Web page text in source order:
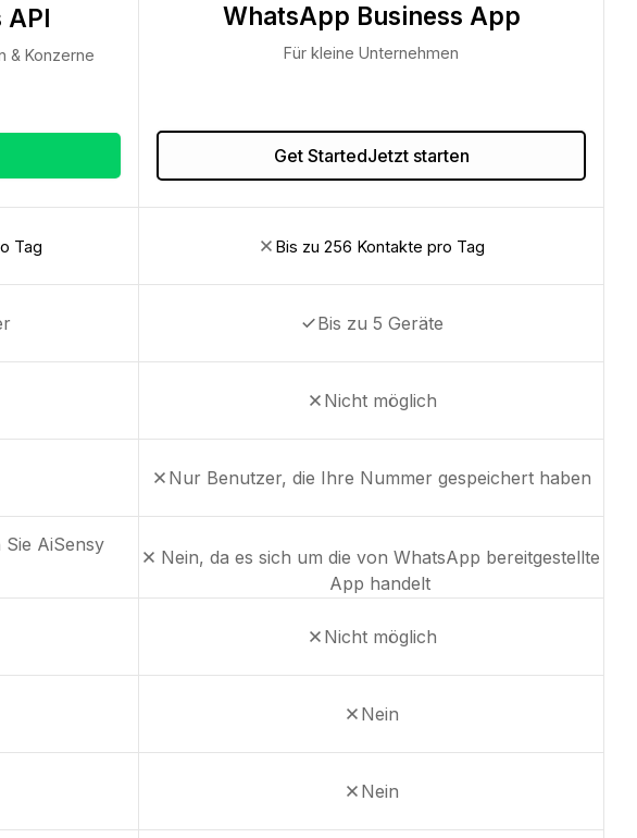
API
& Konzerne
WhatsApp Business App
Für kleine Unternehmen
Get StartedJetzt starten
Tag Bis zu 256 Kontakte pro Tag
Bis zu 5 Geräte
Nicht möglich
Nur Benutzer, die Ihre Nummer gespeichert haben
AiSensy
Nein, da es sich um die von WhatsApp bereitgestellte
App handelt
Nicht möglich
Nein
Nein